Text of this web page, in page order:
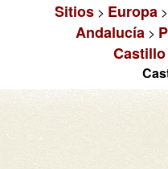
Sitios> Europa
Andalucía >